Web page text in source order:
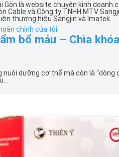
Gòn là website chuyên kinh
Cable và Công ty TNHH MTV
thương hiệu Sangjin và Imatek.
chỉnh của tôi
bổ máu – Chìa
nuôi dưỡng cơ thể mà còn là